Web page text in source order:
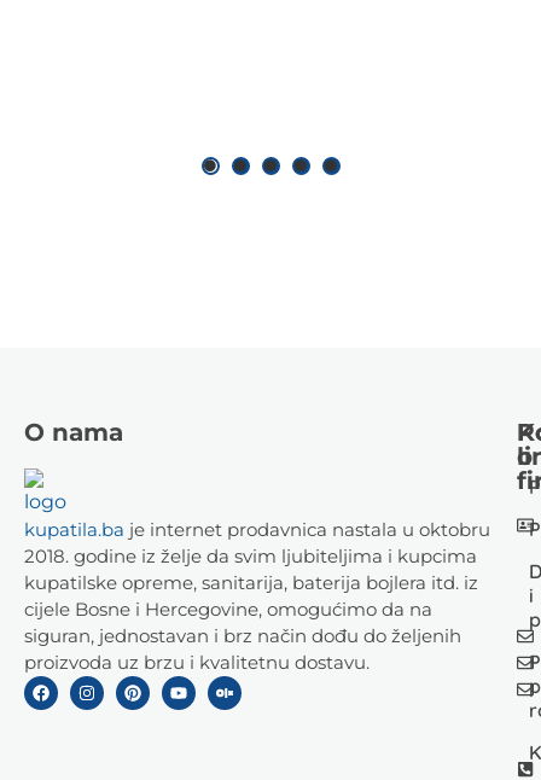
O nama
kupatila.ba je internet prodavnica nastala u oktobru
2018. godine iz želje da svim ljubiteljima i kupcima
kupatilske opreme, sanitarija, baterija bojlera itd. iz
cijele Bosne i Hercegovine, omogućimo da na
siguran, jednostavan i brz način dođu do željenih
proizvoda uz brzu i kvalitetnu dostavu.
i
o